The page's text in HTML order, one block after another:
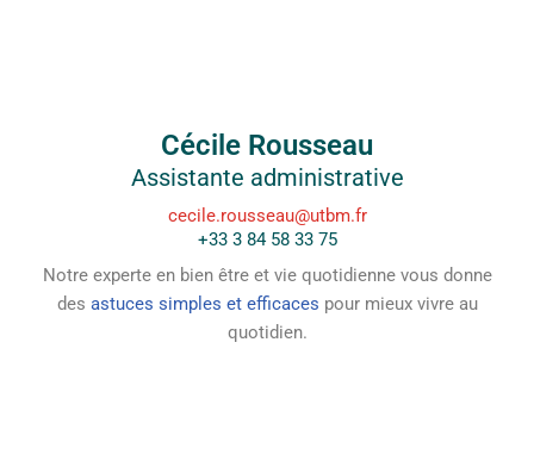
Cécile Rousseau
Assistante administrative
cecile.rousseau@utbm.fr
+33 3 84 58 33 75
Notre experte en bien être et vie quotidienne vous donne
des astuces simples et efficaces pour mieux vivre au
quotidien.